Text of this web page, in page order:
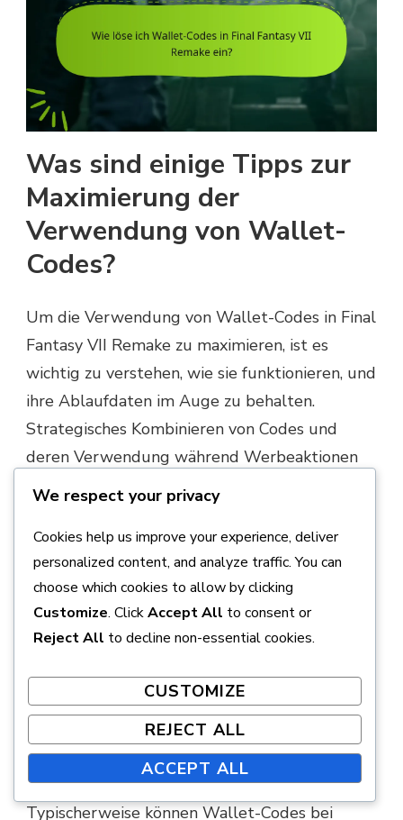
Was sind einige Tipps zur
Maximierung der
Verwendung von Wallet-
Codes?
Um die Verwendung von Wallet-Codes in Final
Fantasy VII Remake zu maximieren, ist es
wichtig zu verstehen, wie sie funktionieren, und
ihre Ablaufdaten im Auge zu behalten.
Strategisches Kombinieren von Codes und
deren Verwendung während Werbeaktionen
kann ebenfalls ihren Wert erhöhen.
Wallet-Codes verstehen
Wallet-Codes sind digitale Gutscheine, die
gegen In-Game-Währung oder Gegenstände
eingelöst werden können. Sie bieten den
verbessern, ohne zusätzlich echtes Geld
auszugeben. Sich mit der Funktionsweise
dieser Codes vertraut zu machen, ist
entscheidend für eine effektive Nutzung.
Typischerweise können Wallet-Codes bei
We respect your privacy
Cookies help us improve your experience, deliver
personalized content, and analyze traffic. You can
choose which cookies to allow by clicking
Customize. ClickAccept All to consent or
Reject All to decline non-essential cookies.
CUSTOMIZE
REJECT ALL
ACCEPT ALL